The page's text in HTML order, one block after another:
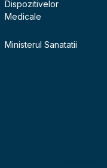
Dispozitivelor
Medicale
Ministerul Sanatatii